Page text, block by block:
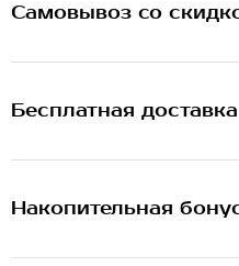
Самовывоз со
Бесплатная
Накопительная